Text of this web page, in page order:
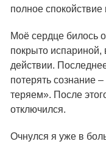
полное спокойствие
Моё сердце билось
покрыто испариной,
действии.
потерять сознание
теряем». После
отключился.
Очнулся я уже в